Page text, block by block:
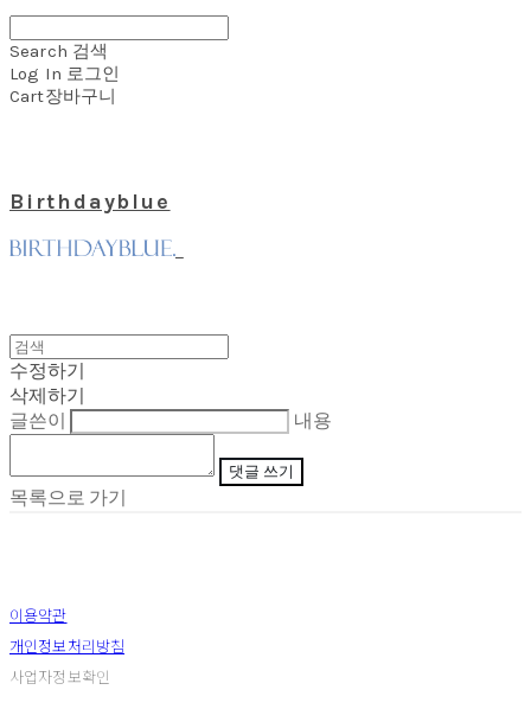
Search 검색
Log In 로그인
Cart장바구니
Birthdayblue
수정하기
삭제하기
글쓴이
내용
댓글 쓰기
목록으로 가기
이용약관
개인정보처리방침
사업자정보확인